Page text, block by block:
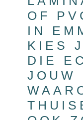
OF
IN
KIES
DIE
JOUW